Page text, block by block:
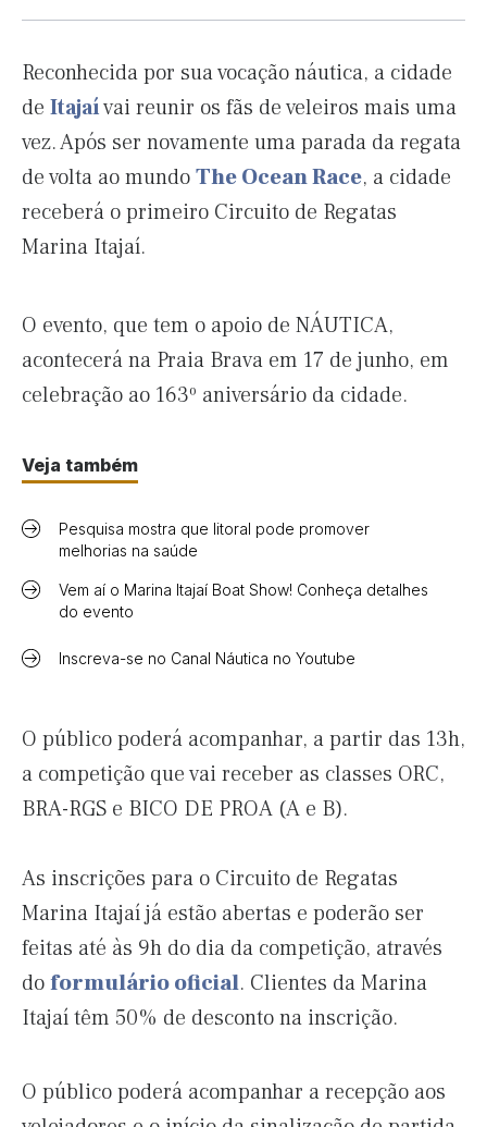
Reconhecida por sua vocação náutica, a cidade
de Itajaívai reunir os fãs de veleiros mais uma
vez. Após ser novamente uma parada da regata
de volta ao mundoThe Ocean Race, a cidade
receberá o primeiro Circuito de Regatas
Marina Itajaí.
O evento, que tem o apoio de NÁUTICA,
acontecerá na Praia Brava em 17 de junho, em
celebração ao 163º aniversário da cidade.
Veja também
Pesquisa mostra que litoral pode promover
melhorias na saúde
Vem aí o Marina Itajaí Boat Show! Conheça detalhes
do evento
Inscreva-se no Canal Náutica no Youtube
O público poderá acompanhar, a partir das 13h,
a competição que vai receber as classes ORC,
BRA-RGS e BICO DE PROA (A e B).
As inscrições para o Circuito de Regatas
Marina Itajaí já estão abertas e poderão ser
feitas até às 9h do dia da competição, através
doformulário oficial. Clientes da Marina
Itajaí têm 50% de desconto na inscrição.
O público poderá acompanhar a recepção aos